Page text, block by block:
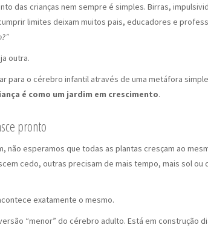
das crianças nem sempre é simples. Birras,
limites deixam muitos pais, educadores e
outra.
para o cérebro infantil através de uma metáfora
é como um jardim em crescimento.
pronto
não esperamos que todas as plantas cresçam ao
cedo, outras precisam de mais tempo, mais sol ou
exatamente o mesmo.
“menor” do cérebro adulto. Está em construção